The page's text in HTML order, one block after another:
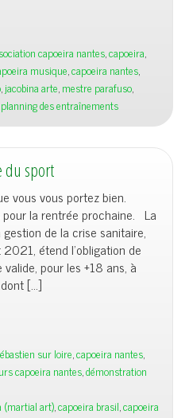
capoeira nantes,capoeira,
musique,capoeira nantes,
,jacobina arte,mestre parafuso,
des entraînements
du sport
vous vous portez bien.
la rentrée prochaine. La
de la crise sanitaire,
étend l’obligation de
pour les +18 ans, à
[…]
sur loire,capoeira nantes,
capoeira nantes,démonstration
(martial art),capoeira brasil,capoeira